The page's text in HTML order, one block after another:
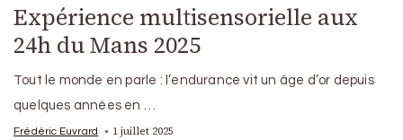
Expérience multisensorielle aux
24h du Mans 2025
Tout le monde en parle : l’endurance vit un âge d’or depuis
quelques années en …
Frédéric Euvrard 1 juillet 2025